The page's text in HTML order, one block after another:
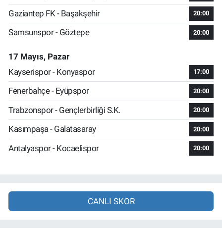
Gaziantep FK - Başakşehir 20:00
Samsunspor - Göztepe 20:00
17 Mayıs, Pazar
Kayserispor - Konyaspor
17:00
Fenerbahçe - Eyüpspor 20:00
Trabzonspor - Gençlerbirliği S.K. 20:00
Kasımpaşa - Galatasaray 20:00
Antalyaspor - Kocaelispor 20:00
CANLI SKOR